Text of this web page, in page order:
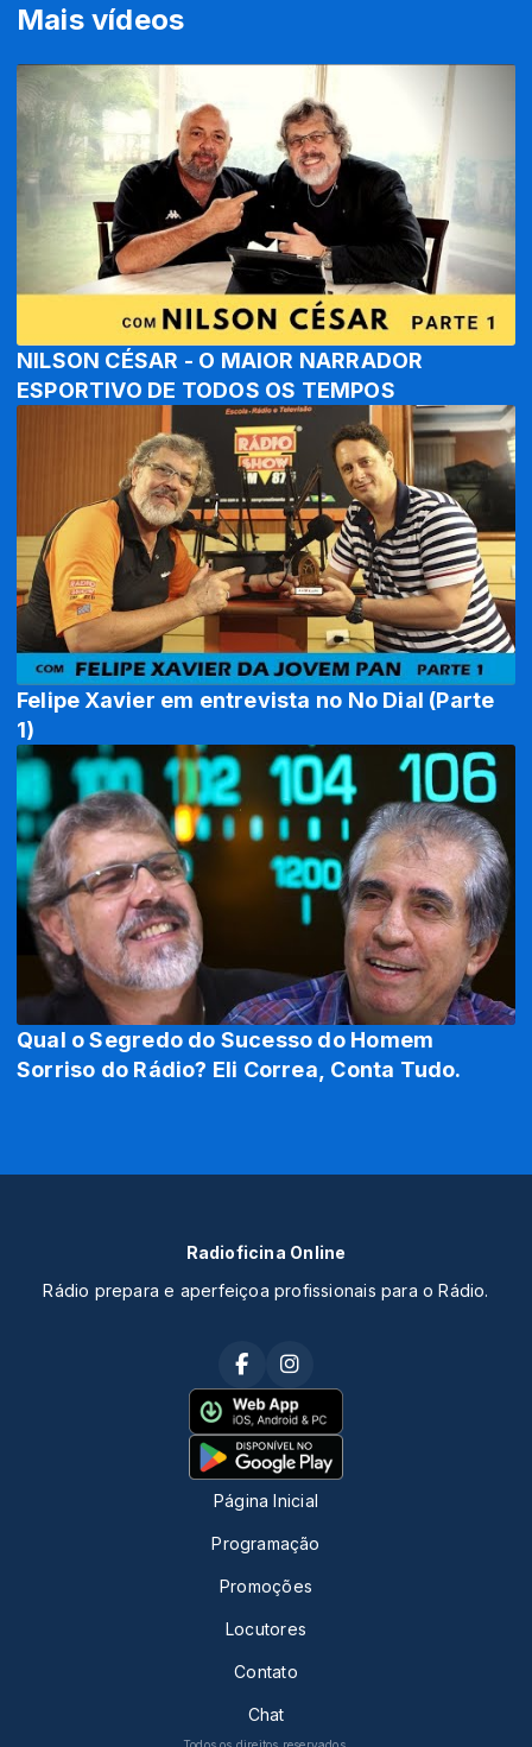
Mais vídeos
NILSON CÉSAR - O MAIOR NARRADOR
ESPORTIVO DE TODOS OS TEMPOS
Felipe Xavier em entrevista no No Dial (Parte
1)
Qual o Segredo do Sucesso do Homem
Sorriso do Rádio? Eli Correa, Conta Tudo.
Radioficina Online
Rádio prepara e aperfeiçoa profissionais para o Rádio.
Página Inicial
Programação
Promoções
Locutores
Contato
Chat